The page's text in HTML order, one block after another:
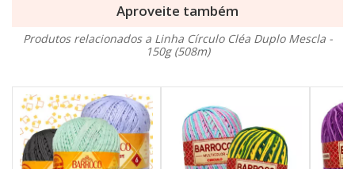
Aproveite também
Produtos relacionados a Linha Círculo Cléa Duplo Mescla -
150g (508m)